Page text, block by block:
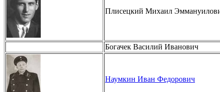
Плисецкий Михаил
Богачек Василий Иванович
Наумкин Иван Федорович